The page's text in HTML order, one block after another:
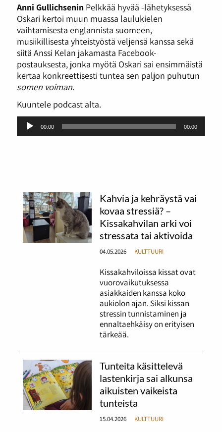
Anni GullichseninPelkkää hyvää -lähetyksessä
Oskari kertoi muun muassa laulukielen
vaihtamisesta englannista suomeen,
musiikillisesta yhteistyöstä veljensä kanssa sekä
siitä Anssi Kelan jakamasta Facebook-
postauksesta, jonka myötä Oskari sai ensimmäistä
kertaa konkreettisesti tuntea sen paljon puhutun
somen voiman.
Kuuntele podcast alta.
Äänitoistin
00:00 00:00
Kahvia ja kehräystä vai
kovaa stressiä? –
Kissakahvilan arki voi
stressata tai aktivoida
04.05.2026 KULTTUURI
Kissakahviloissa kissat ovat
vuorovaikutuksessa
asiakkaiden kanssa koko
aukiolon ajan. Siksi kissan
stressin tunnistaminen ja
ennaltaehkäisy on erityisen
tärkeää.
Tunteita käsittelevä
lastenkirja sai alkunsa
aikuisten vaikeista
tunteista
15.04.2026 KULTTUURI